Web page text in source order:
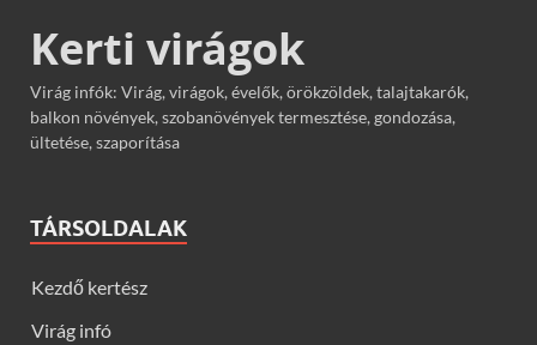
Kerti virágok
Virág infók: Virág, virágok, évelők, örökzöldek, talajtakarók,
balkon növények, szobanövények termesztése, gondozása,
ültetése, szaporítása
TÁRSOLDALAK
Kezdő kertész
Virág infó